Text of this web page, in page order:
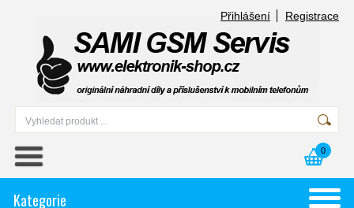
Přihlášení Registrace
0
Kategorie